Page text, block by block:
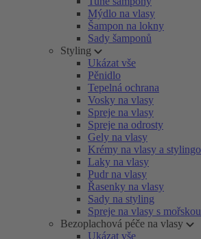
Mýdlo na vlasy
Šampon na lokny
Sady šamponů
Styling
Ukázat vše
Pěnidlo
Tepelná ochrana
Vosky na vlasy
Spreje na vlasy
Spreje na odrosty
Gely na vlasy
Krémy na vlasy a
Laky na vlasy
Pudr na vlasy
Řasenky na vlasy
Sady na styling
Spreje na vlasy s
Bezoplachová péče na vlasy
Ukázat vše